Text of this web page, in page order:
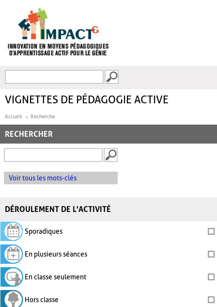
FORMULAIRE DE
VIGNETTES DE PÉDAGOGIE ACTIVE
Accueil Recherche
RECHERCHER
Voir tous les mots-clés
DÉROULEMENT DE L'ACTIVITÉ
Sporadiques
En plusieurs séances
En classe seulement
Hors classe